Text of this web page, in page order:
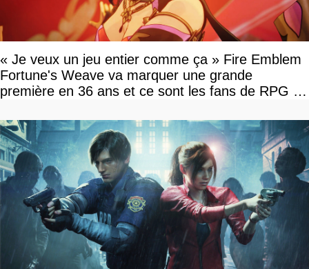
« Je veux un jeu entier comme ça » Fire Emblem
Fortune's Weave va marquer une grande
première en 36 ans et ce sont les fans de RPG en